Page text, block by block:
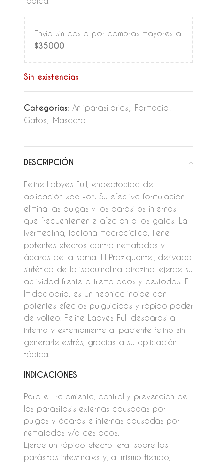
Envío sin costo por compras mayores a
$35000
Sin existencias
Categorías: Antiparasitarios Farmacia
Gatos
Mascota
DESCRIPCIÓN
Feline Labyes Full, endectocida de
aplicación spot-on. Su efectiva formulación
elimina las pulgas y los parásitos internos
que frecuentemente afectan a los gatos. La
Ivermectina, lactona macrocíclica, tiene
potentes efectos contra nematodos y
ácaros de la sarna. El Praziquantel, derivado
sintético de la isoquinolina-pirazina, ejerce su
actividad frente a trematodos y cestodos. El
Imidacloprid, es un neonicotinoide con
potentes efectos pulguicidas y rápido poder
de volteo. Feline Labyes Full desparasita
interna y externamente al paciente felino sin
generarle estrés, gracias a su aplicación
tópica.
INDICACIONES
Para el tratamiento, control y prevención de
las parasitosis externas causadas por
pulgas y ácaros e internas causadas por
nematodos y/o cestodos.
Ejerce un rápido efecto letal sobre los
parásitos intestinales y, al mismo tiempo,